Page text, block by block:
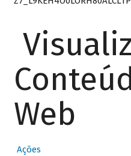
Web
Ações